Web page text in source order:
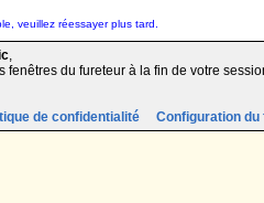
veuillez réessayer plus tard.
,
fenêtres du fureteur à la fin de votre
de confidentialité Configuration du